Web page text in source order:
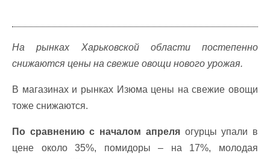
На рынках Харьковской области постепенно
снижаются цены на свежие овощи нового урожая.
В магазинах и рынках Изюма цены на свежие овощи
тоже снижаются.
По сравнению с началом апреляогурцы упали в
цене около 35%, помидоры – на 17%, молодая